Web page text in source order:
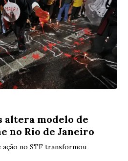
altera modelo de
no Rio de Janeiro
ação no STF transformou